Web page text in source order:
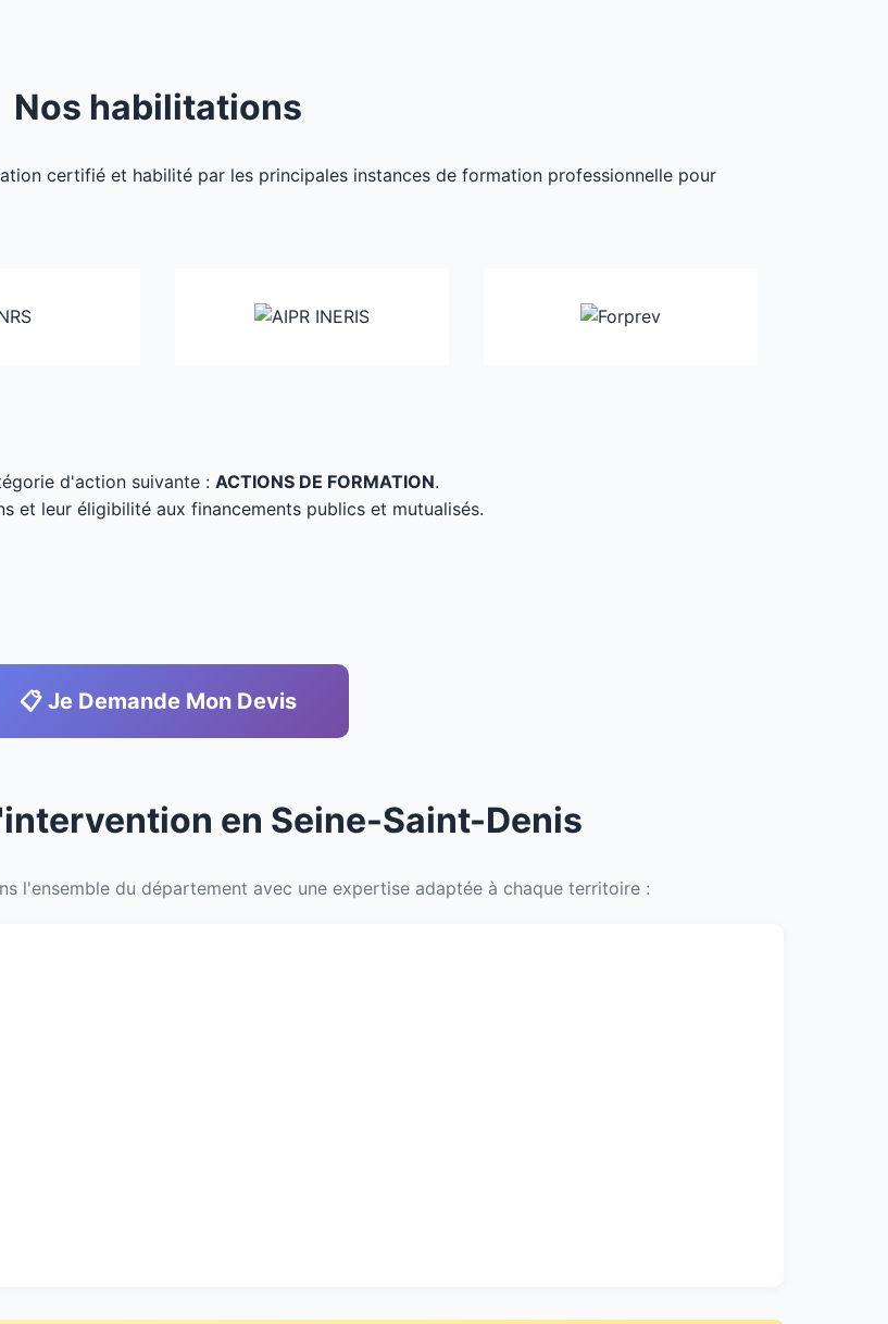
Nos habilitations
certifié et habilité par les principales instances de formation professionnelle pour
d'action suivante : ACTIONS DE FORMATION.
leur éligibilité aux financements publics et mutualisés.
📋 Je Demande Mon Devis
en Seine-Saint-Denis
l'ensemble du département avec une expertise adaptée à chaque territoire :